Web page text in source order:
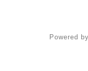
Powered by